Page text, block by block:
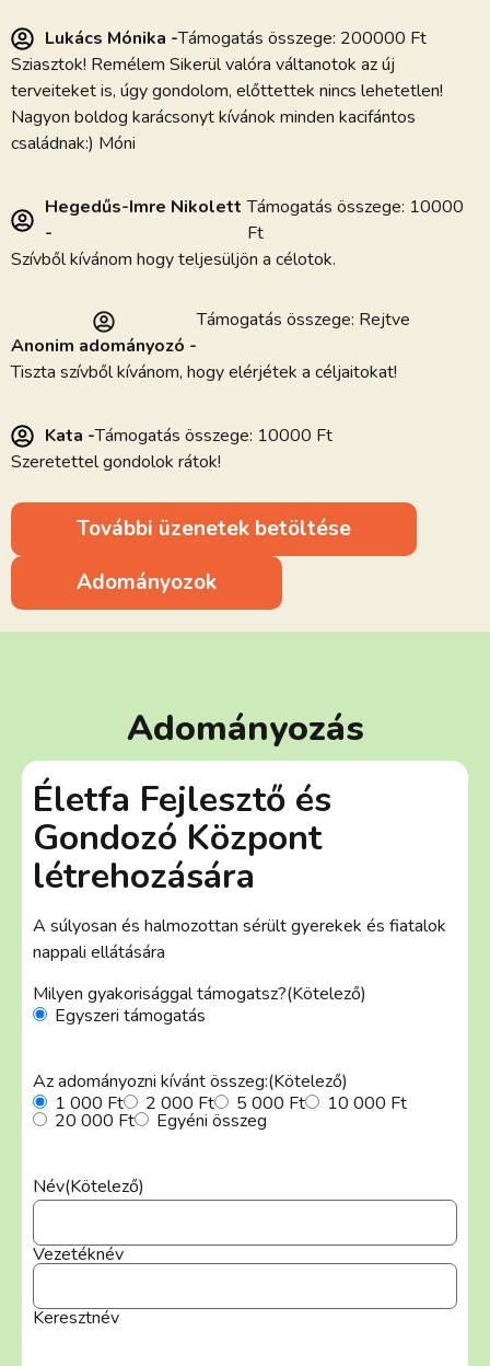
Lukács Mónika -Támogatás összege: 200000 Ft
Sziasztok! Remélem Sikerül valóra váltanotok az új
terveiteket is, úgy gondolom, előttettek nincs lehetetlen!
Nagyon boldog karácsonyt kívánok minden kacifántos
családnak:) Móni
Hegedűs-Imre Nikolett
-
Támogatás összege: 10000
Ft
Szívből kívánom hogy teljesüljön a célotok.
Anonim adományozó -
Támogatás összege: Rejtve
Tiszta szívből kívánom, hogy elérjétek a céljaitokat!
Kata -Támogatás összege: 10000 Ft
Szeretettel gondolok rátok!
További üzenetek betöltése
Adományozok
Adományozás
Életfa Fejlesztő és
Gondozó Központ
létrehozására
A súlyosan és halmozottan sérült gyerekek és fiatalok
nappali ellátására
Milyen gyakorisággal támogatsz?(Kötelező)
Egyszeri támogatás
Az adományozni kívánt összeg:(Kötelező)
1 000 Ft
2 000 Ft 5 000 Ft 10 000 Ft
20 000 Ft Egyéni összeg
Név(Kötelező)
Vezetéknév
Keresztnév